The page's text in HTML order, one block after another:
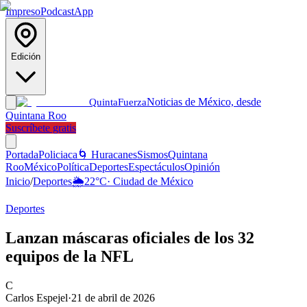
ImpresoPodcastApp
Edición
QuintaFuerzaNoticias de México, desde
Quintana Roo
Suscríbete gratis
PortadaPoliciaca 🌀 HuracanesSismosQuintana
RooMéxicoPolíticaDeportesEspectáculosOpinión
Inicio/Deportes🌦️22°C· Ciudad de México
Deportes
Lanzan máscaras oficiales de los 32
equipos de la NFL
C
Carlos Espejel·21 de abril de 2026